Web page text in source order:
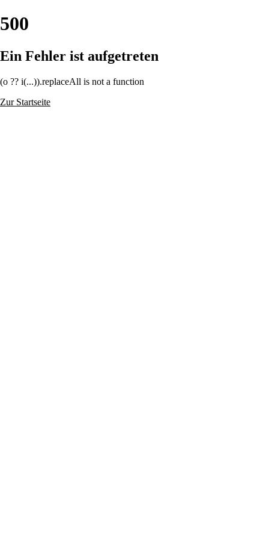
500
Ein Fehler ist aufgetreten
(o ?? i(...)).replaceAll is not a function
Zur Startseite